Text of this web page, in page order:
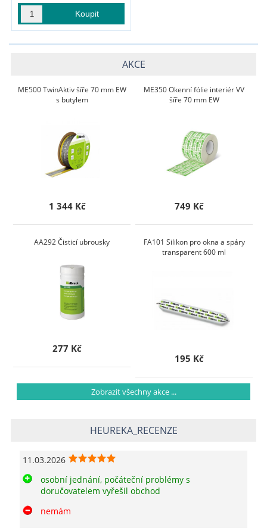
AKCE
ME500 TwinAktiv šíře 70 mm EW
s butylem
1 344 Kč
ME350 Okenní fólie interiér VV
šíře 70 mm EW
749 Kč
AA292 Čisticí ubrousky
277 Kč
FA101 Silikon pro okna a spáry
transparent 600 ml
195 Kč
Zobrazit všechny akce ...
HEUREKA_RECENZE
11.03.2026
osobní jednání, počáteční problémy s
doručovatelem vyřešil obchod
nemám